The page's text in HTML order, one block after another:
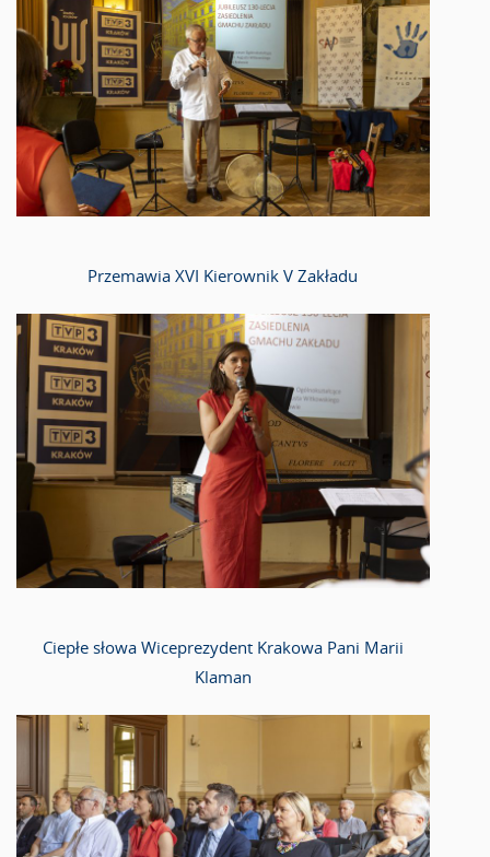
Przemawia XVI Kierownik V Zakładu
Ciepłe słowa Wiceprezydent Krakowa Pani Marii
Klaman